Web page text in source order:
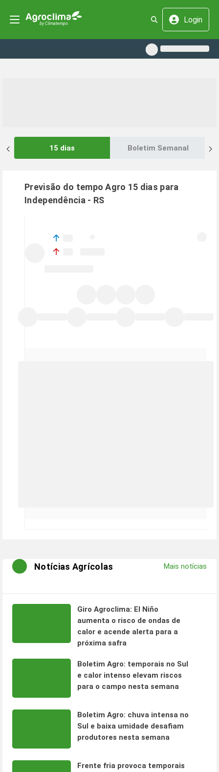
Login
15 dias Boletim Semanal
Previsão do tempo Agro 15 dias para
Independência - RS
Notícias Agrícolas Mais notícias
Giro Agroclima: El Niño
aumenta o risco de ondas de
calor e acende alerta para a
próxima safra
Boletim Agro: temporais no Sul
e calor intenso elevam riscos
para o campo nesta semana
Boletim Agro: chuva intensa no
Sul e baixa umidade desafiam
produtores nesta semana
Frente fria provoca temporais